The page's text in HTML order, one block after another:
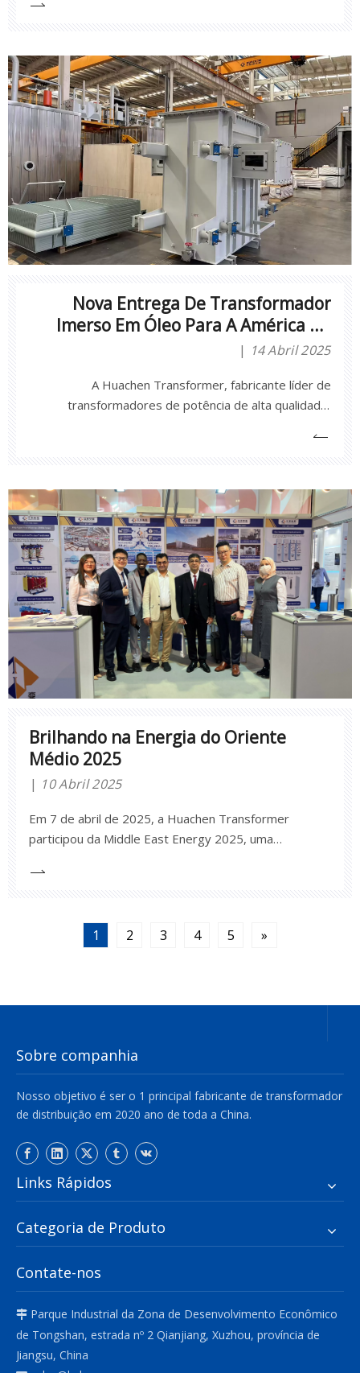
energia.Detalhes do evento:Data: 7 a 9 de maio de
estande: C5.333Descubra como as tecnologias de
ponta da Jiangsu
Nova Entrega De Transformador
Imerso Em Óleo Para A América Do
Sul
14 Abril 2025
A Huachen Transformer, fabricante líder de
transformadores de potência de alta qualidade,
internacional.Destaques do Produto:• Modelo: S-
3000/23/0,48• Tipo: Transf
Brilhando na Energia do Oriente
Médio 2025
10 Abril 2025
Em 7 de abril de 2025, a Huachen Transformer
participou da Middle East Energy 2025, uma
Dubai, Emirados Árabes Unidos. O evento apresentou
rede.A Huac1 2 3 4 5 »
Sobre companhia
Nosso objetivo é ser o 1 principal fabricante de transformador
de distribuição em 2020 ano de toda a China.
Links Rápidos
Categoria de Produto
Contate-nos
 Parque Industrial da Zona de Desenvolvimento Econômico
de Tongshan, estrada nº 2 Qianjiang, Xuzhou, província de
Jiangsu, China